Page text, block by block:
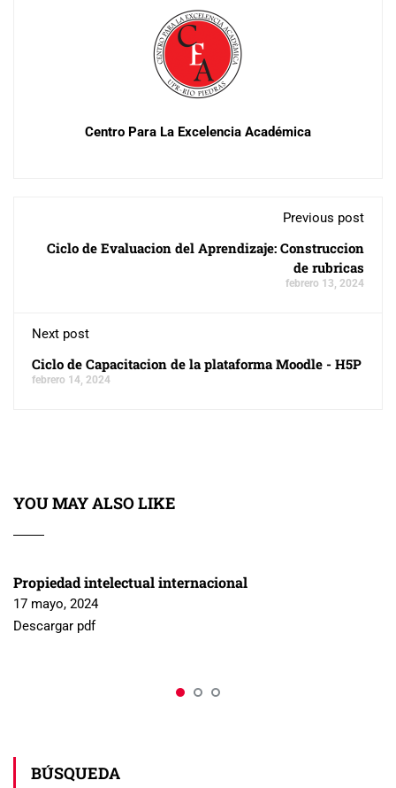
Centro Para La Excelencia Académica
Previous post
Ciclo de Evaluacion del Aprendizaje: Construccion
de rubricas
febrero 13, 2024
Next post
Ciclo de Capacitacion de la plataforma Moodle - H5P
febrero 14, 2024
YOU MAY ALSO LIKE
Propiedad intelectual internacional
17 mayo, 2024
Descargar pdf
BÚSQUEDA